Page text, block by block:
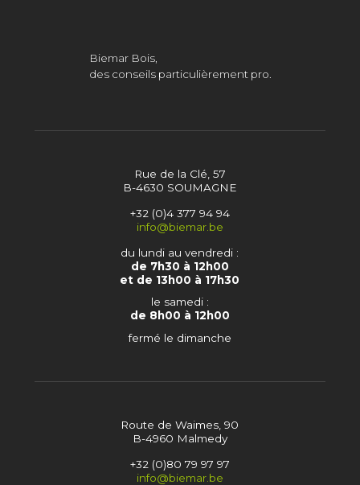
Biemar Bois,
des conseils particulièrement pro.
Rue de la Clé, 57
B-4630 SOUMAGNE
+32 (0)4 377 94 94
info@biemar.be
du lundi au vendredi :
de 7h30 à 12h00
et de 13h00 à 17h30
le samedi :
de 8h00 à 12h00
fermé le dimanche
Route de Waimes, 90
B-4960 Malmedy
+32 (0)80 79 97 97
info@biemar.be